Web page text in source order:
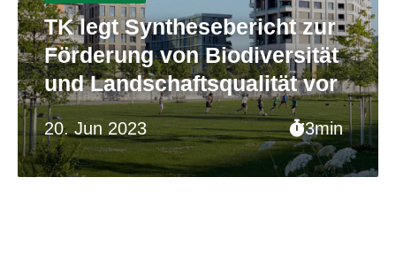
20. Jun 2023 3min
TK legt Synthesebericht zur
Förderung von Biodiversität
und Landschaftsqualität vor